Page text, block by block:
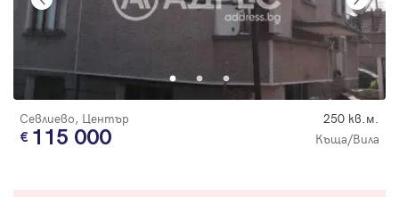
Севлиево, Център 250 кв.м.
115 000 Къща/Вила